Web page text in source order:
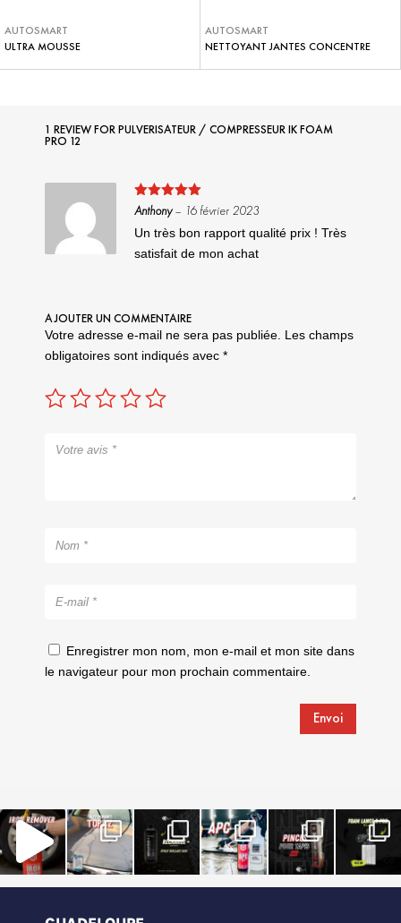
AUTOSMART
ULTRA MOUSSE
AUTOSMART
NETTOYANT JANTES CONCENTRE
1 REVIEW FORPULVERISATEUR / COMPRESSEUR IK FOAM
PRO 12
Note5sur
Anthony– 16 février 2023
Un très bon rapport qualité prix ! Très
satisfait de mon achat
AJOUTER UN COMMENTAIRE
Votre adresse e-mail ne sera pas publiée. Les champs
obligatoires sont indiqués avec *
Enregistrer mon nom, mon e-mail et mon site dans
le navigateur pour mon prochain commentaire.
Envoi